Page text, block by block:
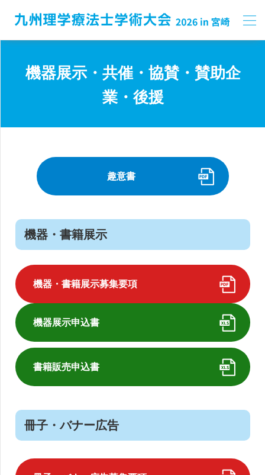
機器展示・共催・協賛・賛助企
業・後援
趣意書
機器・書籍展示
機器・書籍展示募集要項
機器展示申込書
書籍販売申込書
冊子・バナー広告